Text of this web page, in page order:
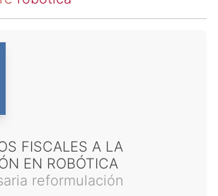
FISCALES A LA
EN ROBÓTICA
reformulación